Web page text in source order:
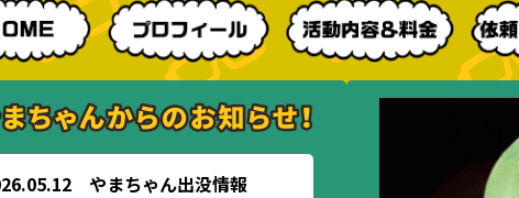
やまちゃん出没情報